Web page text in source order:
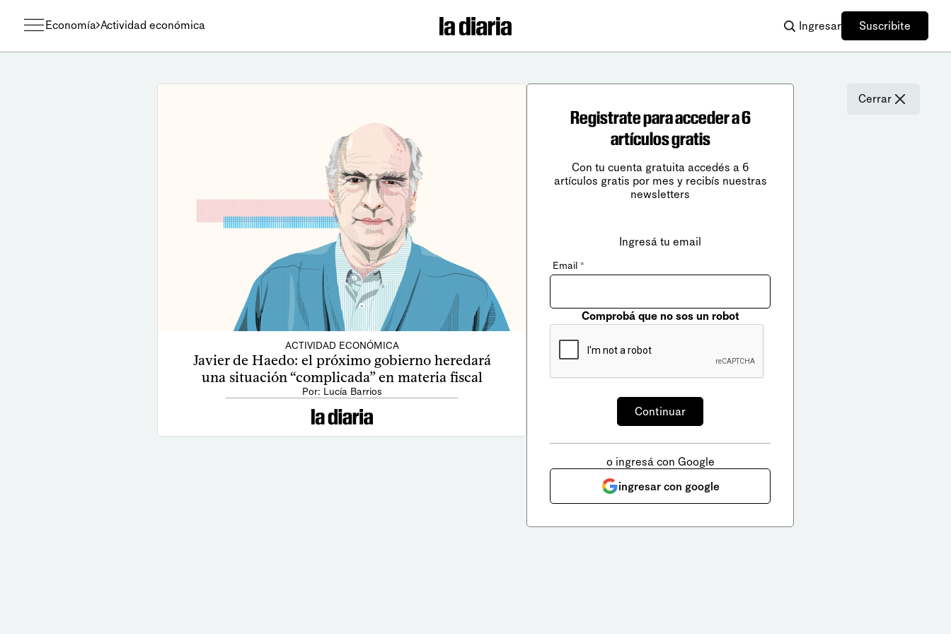
Economía Actividad económica Ingresar Suscribite
ACTIVIDAD ECONÓMICA
Javier de Haedo: el próximo gobierno heredará
una situación “complicada” en materia fiscal
Por: Lucía Barrios
Cerrar
Registrate para acceder a 6
artículos gratis
Con tu cuenta gratuita accedés a 6
artículos gratis por mes y recibís nuestras
newsletters
Ingresá tu email
Email *
Comprobá que no sos un robot
o ingresá con Google
ingresar con google